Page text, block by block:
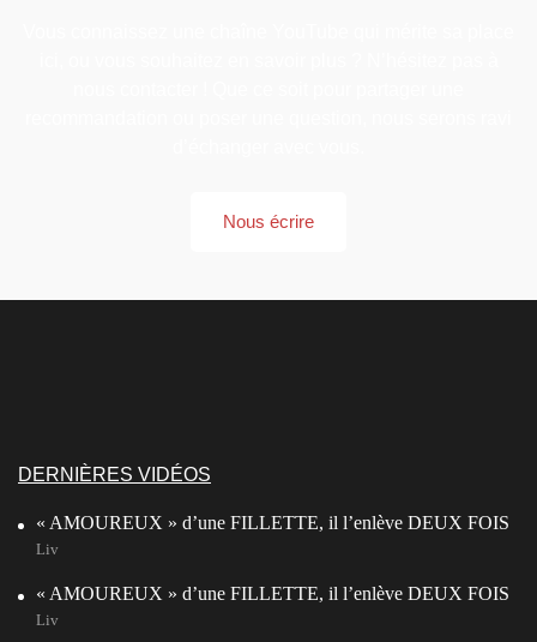
Nous écrire
DERNIÈRES VIDÉOS
« AMOUREUX » d’une FILLETTE, il l’enlève DEUX FOIS
Liv
« AMOUREUX » d’une FILLETTE, il l’enlève DEUX FOIS
Liv